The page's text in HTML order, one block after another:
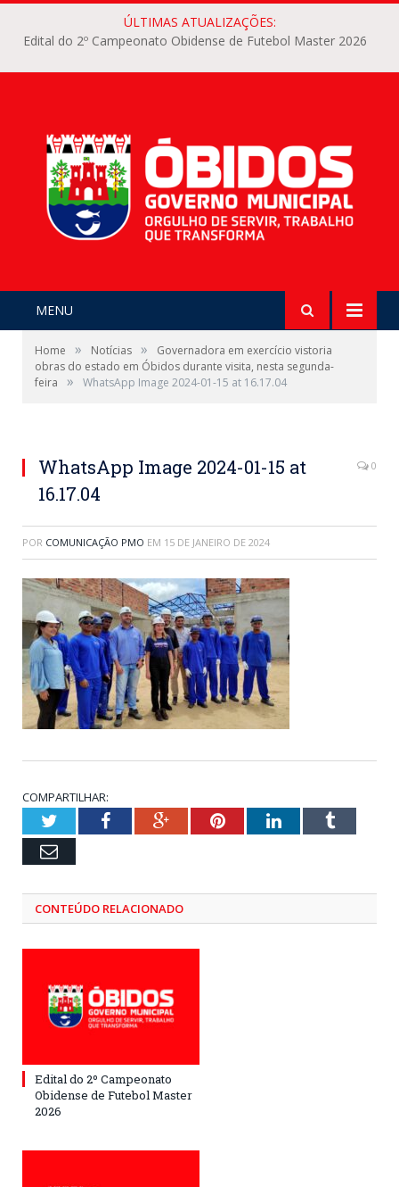
ÚLTIMAS ATUALIZAÇÕES:
Edital do 2º Campeonato Obidense de Futebol Master 2026
MENU
Home » Notícias »
Governadora em exercício vistoria
obras do estado em Óbidos durante visita, nesta segunda-
feira
» WhatsApp Image 2024-01-15 at 16.17.04
WhatsApp Image 2024-01-15 at
16.17.04
0
POR COMUNICAÇÃO PMO EM 15 DE JANEIRO DE 2024
COMPARTILHAR:
TwitterFacebookGoogle+PinterestLinkedInTumblr
Email
CONTEÚDO RELACIONADO
Edital do 2º Campeonato
Obidense de Futebol Master
2026